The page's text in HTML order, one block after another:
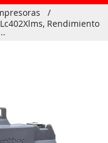
/
Rendimiento